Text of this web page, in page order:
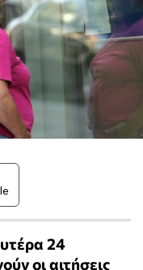
24
οι αιτήσεις